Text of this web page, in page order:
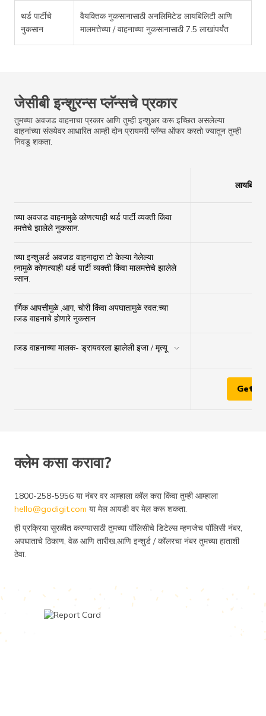
थर्ड पार्टीचे
नुकसान
वैयक्तिक नुकसानासाठी अनलिमिटेड लायबिलिटी आणि
मालमत्तेच्या / वाहनाच्या नुकसानासाठी 7.5 लाखांपर्यंत
जेसीबी इन्शुरन्स प्लॅन्सचे प्रकार
तुमच्या अवजड वाहनाचा प्रकार आणि तुम्ही इन्शुअर करू इच्छित असलेल्या
वाहनांच्या संख्येवर आधारित आम्ही दोन प्रायमरी प्लॅन्स ऑफर करतो ज्यातून तुम्ही
निवडू शकता.
तुमच्या अवजड वाहनामुळे कोणत्याही थर्ड पार्टी व्यक्ती किंवा
मालमत्तेचे झालेले नुकसान.
तुमच्या इन्शुअर्ड अवजड वाहनाद्वारा टो केल्या गेलेल्या
वाहनामुळे कोणत्याही थर्ड पार्टी व्यक्ती किंवा मालमत्तेचे झालेले
नुकसान.
नैसर्गिक आपत्तीमुळे ,आग, चोरी किंवा अपघातामुळे स्वत:च्या
अवजड वाहनाचे होणारे नुकसान
अवजड वाहनाच्या मालक- ड्रायवरला झालेली इजा / मृत्यू
Get
क्लेम कसा करावा?
1800-258-5956 या नंबर वर आम्हाला कॉल करा किंवा तुम्ही आम्हाला
hello@godigit.com या मेल आयडी वर मेल करू शकता.
ही प्रक्रिया सुरळीत करण्यासाठी तुमच्या पॉलिसीचे डिटेल्स म्हणजेच पॉलिसी नंबर,
अपघाताचे ठिकाण, वेळ आणि तारीख,आणि इन्शुर्ड / कॉलरचा नंबर तुमच्या हाताशी
ठेवा.